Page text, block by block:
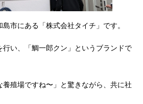
市にある「株式会社タイチ」です。
行い、「鯛一郎クン」というブランドで
殖場ですね〜」と驚きながら、共に社